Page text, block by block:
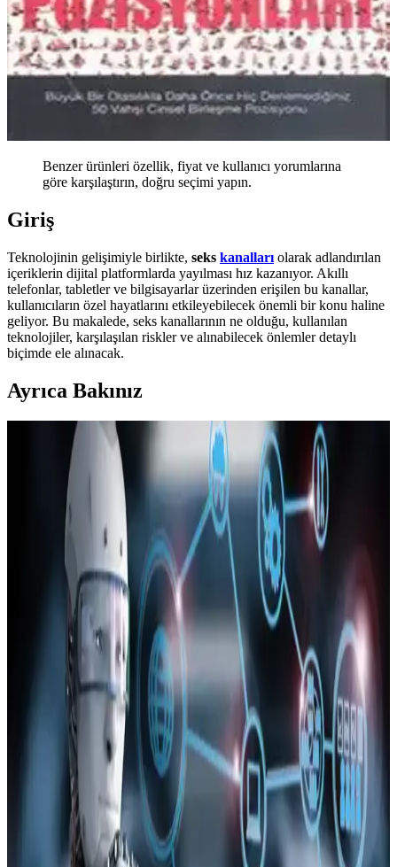
Benzer ürünleri özellik, fiyat ve kullanıcı yorumlarına
göre karşılaştırın, doğru seçimi yapın.
Giriş
Teknolojinin gelişimiyle birlikte, seks kanalları olarak adlandırılan
içeriklerin dijital platformlarda yayılması hız kazanıyor. Akıllı
telefonlar, tabletler ve bilgisayarlar üzerinden erişilen bu kanallar,
kullanıcıların özel hayatlarını etkileyebilecek önemli bir konu haline
geliyor. Bu makalede, seks kanallarının ne olduğu, kullanılan
teknolojiler, karşılaşılan riskler ve alınabilecek önlemler detaylı
biçimde ele alınacak.
Ayrıca Bakınız
Onkatech TD26 Akıllı Çocuk Takip Saati: Güvenlik
ve Teknolojinin En İyi Birleşimi
Onkatech TD26 çocuk takip saati, GPS ve diğer teknolojilerle
konum takibi, suya dayanıklılık ve iletişim özellikleriyle çocukların
güvenliğini sağlar, ebeveynlere iç huzuru sunar.
Apple'ın iOS Güncellemeleri: Eski Sürümler,
Güvenlik Riskleri ve iOS 26 Performans Sorunları
Apple, eski iOS sürümlerindeki güvenlik açıkları nedeniyle
güncelleme çağrısı yapıyor. Ancak iOS 26'nın performans ve gizlilik
endişeleri kullanıcılar arasında tartışma yaratıyor, bazıları eski
sürümlerde kalmayı tercih ediyor.
Samsung Galaxy Android Güncellemeleri ve
Kurtarma Araçlarının Kısıtlanmasının Etkileri
Samsung Galaxy cihazlarda Android güncellemeleriyle kurtarma
araçları kısıtlandı. Bu değişiklikler kullanıcı kontrolünü azaltırken,
alternatif işletim sistemlerine ilgiyi artırıyor.
Apple iPhone Dijital Ehliyet Uygulaması: ABD'de
Destekleyen Eyaletler ve Kullanım Alanları